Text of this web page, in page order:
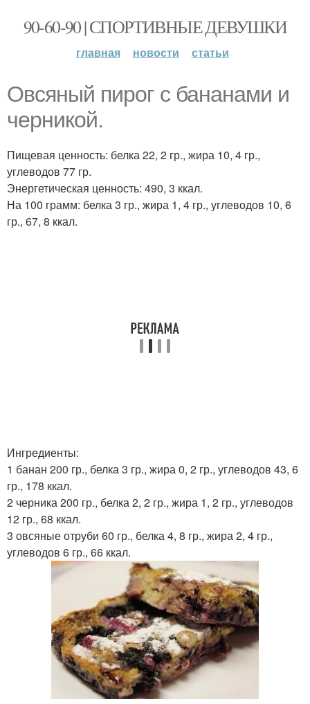
90-60-90 | СПОРТИВНЫЕ ДЕВУШКИ
главная новости статьи
Овсяный пирог с бананами и
черникой.
Пищевая ценность: белка 22, 2 гр., жира 10, 4 гр.,
углеводов 77 гр.
Энергетическая ценность: 490, 3 ккал.
На 100 грамм: белка 3 гр., жира 1, 4 гр., углеводов 10, 6
гр., 67, 8 ккал.
Ингредиенты:
1 банан 200 гр., белка 3 гр., жира 0, 2 гр., углеводов 43, 6
гр., 178 ккал.
2 черника 200 гр., белка 2, 2 гр., жира 1, 2 гр., углеводов
12 гр., 68 ккал.
3 овсяные отруби 60 гр., белка 4, 8 гр., жира 2, 4 гр.,
углеводов 6 гр., 66 ккал.